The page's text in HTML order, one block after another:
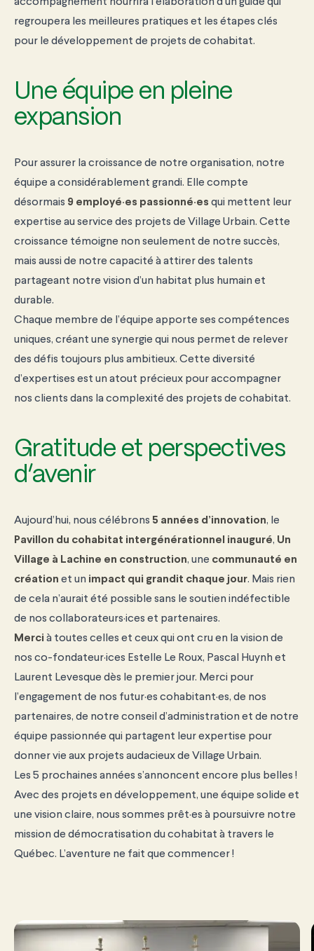
regroupera les meilleures pratiques et les étapes clés
pour le développement de projets de cohabitat.
Une équipe en pleine
expansion
Pour assurer la croissance de notre organisation, notre
équipe a considérablement grandi. Elle compte
désormais 9 employé·es passionné·es qui mettent leur
expertise au service des projets de Village Urbain. Cette
croissance témoigne non seulement de notre succès,
mais aussi de notre capacité à attirer des talents
partageant notre vision d’un habitat plus humain et
durable.
Chaque membre de l’équipe apporte ses compétences
uniques, créant une synergie qui nous permet de relever
des défis toujours plus ambitieux. Cette diversité
d’expertises est un atout précieux pour accompagner
nos clients dans la complexité des projets de cohabitat.
Gratitude et perspectives
d’avenir
Aujourd’hui, nous célébrons 5 années d’innovation, le
Pavillon du cohabitat intergénérationnel inauguré, Un
Village à Lachine en construction, une communauté en
création et un impact qui grandit chaque jour. Mais rien
de cela n’aurait été possible sans le soutien indéfectible
de nos collaborateurs·ices et partenaires.
Merci à toutes celles et ceux qui ont cru en la vision de
nos co-fondateur·ices Estelle Le Roux, Pascal Huynh et
Laurent Levesque dès le premier jour. Merci pour
l’engagement de nos futur·es cohabitant·es, de nos
partenaires, de notre conseil d’administration et de notre
équipe passionnée qui partagent leur expertise pour
donner vie aux projets audacieux de Village Urbain.
Les 5 prochaines années s’annoncent encore plus belles !
Avec des projets en développement, une équipe solide et
une vision claire, nous sommes prêt·es à poursuivre notre
mission de démocratisation du cohabitat à travers le
Québec. L’aventure ne fait que commencer !